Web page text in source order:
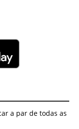
a par de todas as